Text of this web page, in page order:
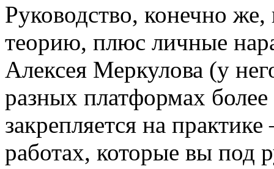
Руководство, конечно
теорию, плюс личные
Алексея Меркулова (у
разных платформах
закрепляется на
работах, которые вы под